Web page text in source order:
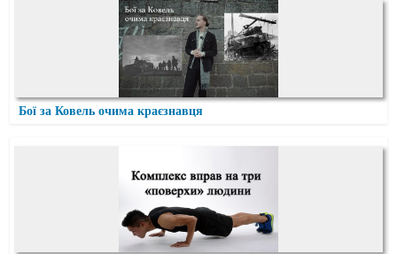
Бої за Ковель очима краєзнавця